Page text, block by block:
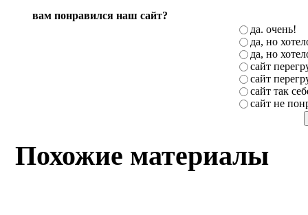
вам понравился наш сайт?
да. очень!
да, но
да, но
сайт
сайт
сайт так
сайт не
Похожие материалы